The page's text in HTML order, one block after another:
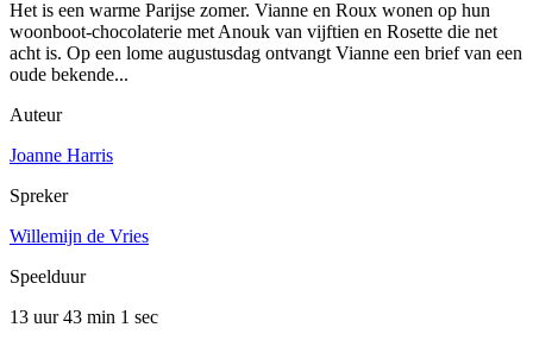
Het is een warme Parijse zomer. Vianne en Roux wonen op hun
woonboot-chocolaterie met Anouk van vijftien en Rosette die net
acht is. Op een lome augustusdag ontvangt Vianne een brief van een
oude bekende...
Auteur
Joanne Harris
Spreker
Willemijn de Vries
Speelduur
13 uur 43 min 1 sec